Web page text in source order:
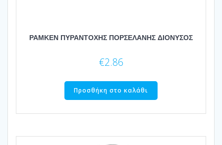
ΡΑΜΚΕΝ ΠΥΡΑΝΤΟΧΗΣ ΠΟΡΣΕΛΑΝΗΣ ΔΙΟΝΥΣΟΣ
€2.86
Προσθήκη στο καλάθι